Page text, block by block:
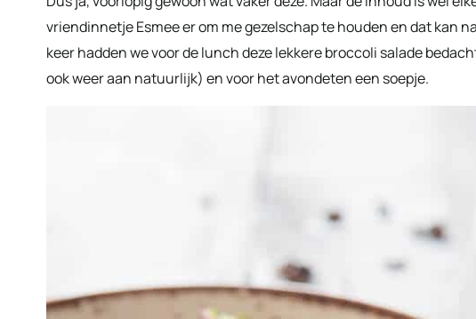
vriendinnetje Esmee er om me gezelschap te houden en dat kan
keer hadden we voor de lunch deze lekkere broccoli salade
ook weer aan natuurlijk) en voor het avondeten een soepje.